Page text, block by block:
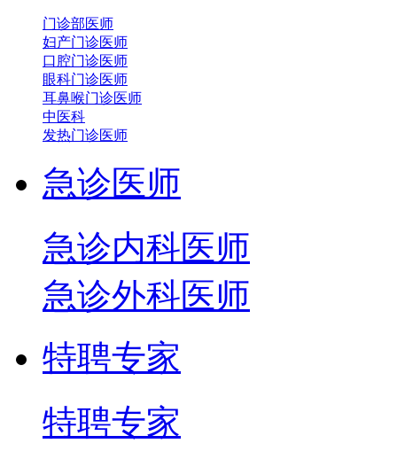
门诊部医师
妇产门诊医师
口腔门诊医师
眼科门诊医师
耳鼻喉门诊医师
中医科
发热门诊医师
急诊医师
急诊内科医师
急诊外科医师
特聘专家
特聘专家